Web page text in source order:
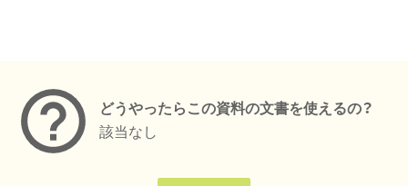
どうやったらこの資料の文書を使えるの？
該当なし